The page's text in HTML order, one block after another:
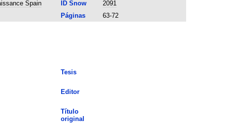
Spain ID Snow
2091
Páginas
63-72
Tesis
Editor
Título
original